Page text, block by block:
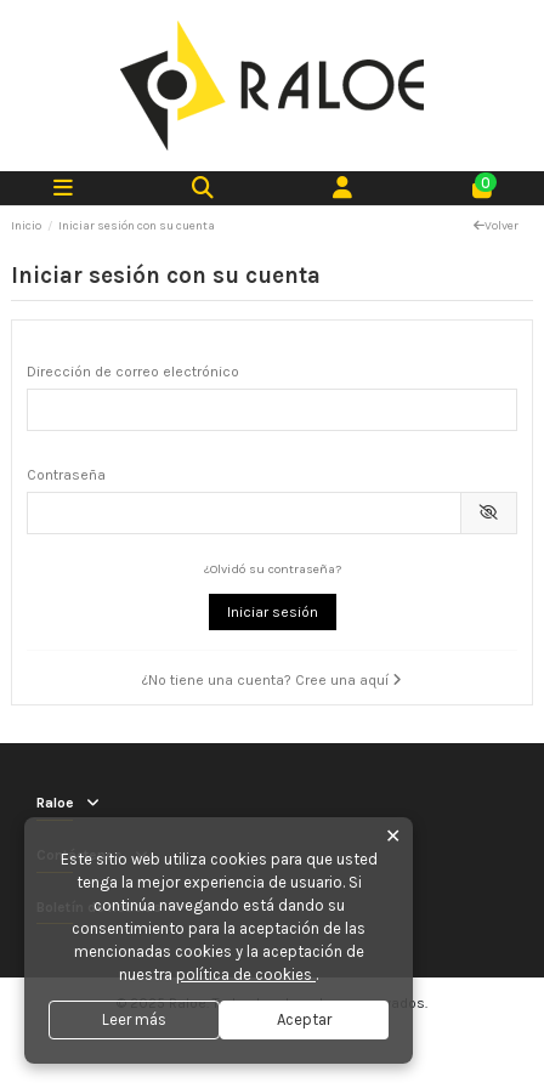
0
Inicio Iniciar sesión con su cuenta Volver
Iniciar sesión con su cuenta
Dirección de correo electrónico
Contraseña
¿Olvidó su contraseña?
Iniciar sesión
¿No tiene una cuenta? Cree una aquí
Raloe
Contáctenos
Boletín de noticias
© 2025 Raloe. Todos los derechos reservados.
✕
Este sitio web utiliza cookies para que usted
tenga la mejor experiencia de usuario. Si
continúa navegando está dando su
consentimiento para la aceptación de las
mencionadas cookies y la aceptación de
nuestra política de cookies .
Leer más Aceptar